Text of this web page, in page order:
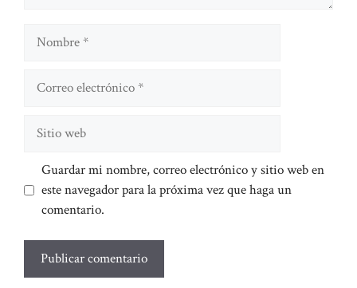
Nombre
electrónico
web
Guardar mi nombre, correo electrónico y sitio web en
este navegador para la próxima vez que haga un
comentario.